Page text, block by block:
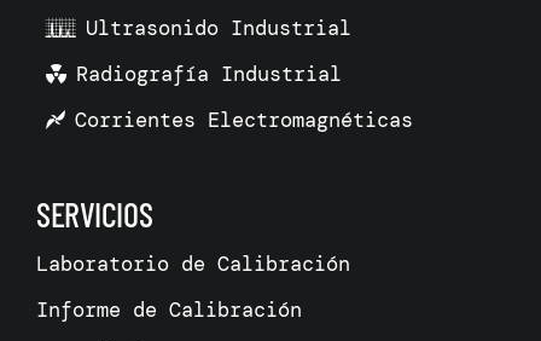
Ultrasonido Industrial
Radiografía Industrial
Corrientes Electromagnéticas
SERVICIOS
Laboratorio de Calibración
Informe de Calibración